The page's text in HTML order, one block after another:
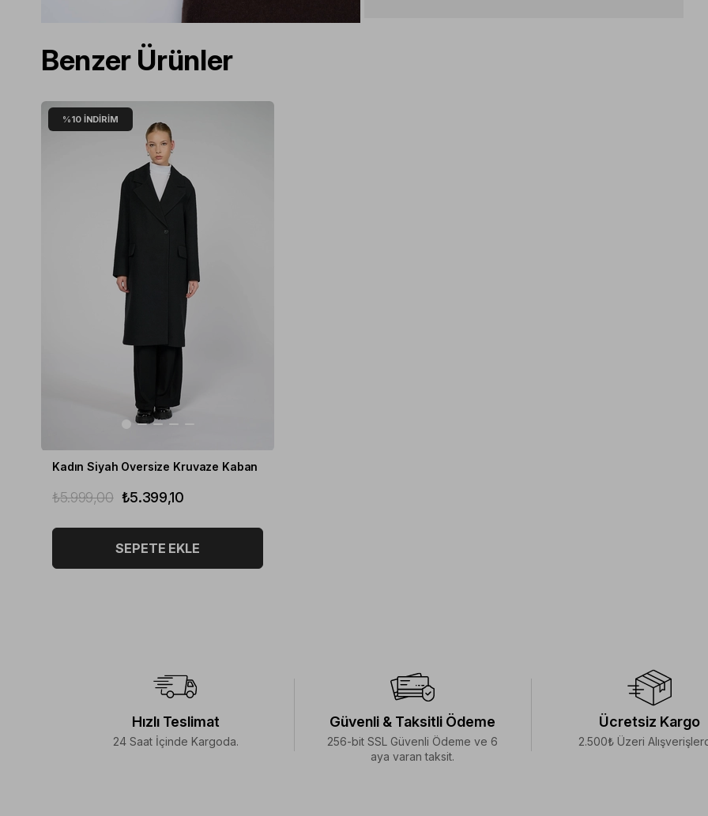
Benzer Ürünler
Kadın Siyah Oversize Kruvaze Kaban
₺5.399,10
₺5.999,00
SEPETE EKLE
%10 İNDIRIM
Hızlı Teslimat
24 Saat İçinde Kargoda.
Güvenli & Taksitli Ödeme
256-bit SSL Güvenli Ödeme ve 6
aya varan taksit.
Ücretsiz Kargo
2.500₺ Üzeri